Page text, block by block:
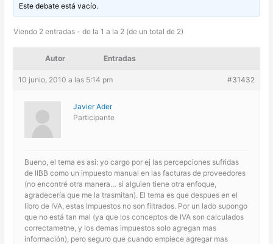
Este debate está vacío.
Viendo 2 entradas - de la 1 a la 2 (de un total de 2)
Autor Entradas
10 junio, 2010 a las 5:14 pm #31432
Javier Ader
Participante
Bueno, el tema es asi: yo cargo por ej las percepciones sufridas
de IIBB como un impuesto manual en las facturas de proveedores
(no encontré otra manera… si alguien tiene otra enfoque,
agradecería que me la trasmitan). El tema es que despues en el
libro de IVA, estas Impuestos no son filtrados. Por un lado supongo
que no está tan mal (ya que los conceptos de IVA son calculados
correctametne, y los demas impuestos solo agregan mas
información), pero seguro que cuando empiece agregar mas